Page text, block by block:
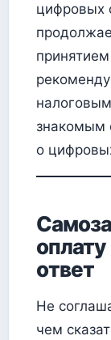
цифровых
знакомым
о
оплату
ответ
Не
чем